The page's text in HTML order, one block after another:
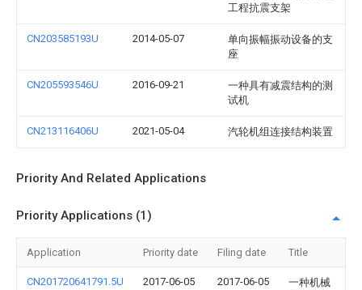
工程抗震支架
CN203585193U 2014-05-07
单向振幅振动设备的支
座
CN205593546U 2016-09-21
一种具有减震结构的测
试机
CN213116406U 2021-05-04 汽轮机组连接结构装置
Priority And Related Applications
Priority Applications (1)
Application Priority date Filing date Title
CN201720641791.5U 2017-06-05 2017-06-05
一种机械